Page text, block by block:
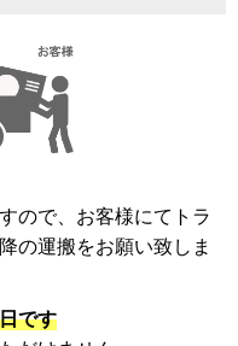
ので、お客様にてトラ
の運搬をお願い致しま
です